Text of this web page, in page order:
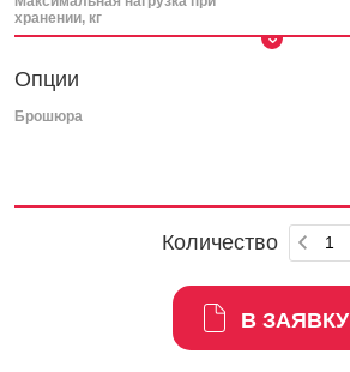
хранении, кг
Опции
Брошюра
Количество
В ЗАЯВКУ